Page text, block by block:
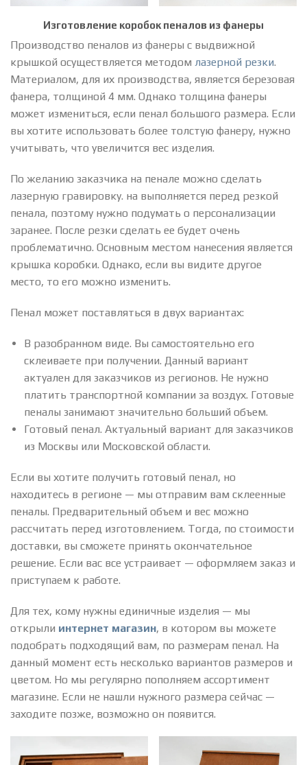
Изготовление коробок пеналов из фанеры
Производство пеналов из фанеры с выдвижной
крышкой осуществляется методом лазерной резки.
Материалом, для их производства, является березовая
фанера, толщиной 4 мм. Однако толщина фанеры
может измениться, если пенал большого размера. Если
вы хотите использовать более толстую фанеру, нужно
учитывать, что увеличится вес изделия.
По желанию заказчика на пенале можно сделать
лазерную гравировку. на выполняется перед резкой
пенала, поэтому нужно подумать о персонализации
заранее. После резки сделать ее будет очень
проблематично. Основным местом нанесения является
крышка коробки. Однако, если вы видите другое
место, то его можно изменить.
Пенал может поставляться в двух вариантах:
В разобранном виде. Вы самостоятельно его
склеиваете при получении. Данный вариант
актуален для заказчиков из регионов. Не нужно
платить транспортной компании за воздух. Готовые
пеналы занимают значительно больший объем.
Готовый пенал. Актуальный вариант для заказчиков
из Москвы или Московской области.
Если вы хотите получить готовый пенал, но
находитесь в регионе — мы отправим вам склеенные
пеналы. Предварительный объем и вес можно
рассчитать перед изготовлением. Тогда, по стоимости
доставки, вы сможете принять окончательное
решение. Если вас все устраивает — оформляем заказ и
приступаем к работе.
Для тех, кому нужны единичные изделия — мы
открыли интернет магазин, в котором вы можете
подобрать подходящий вам, по размерам пенал. На
данный момент есть несколько вариантов размеров и
цветом. Но мы регулярно пополняем ассортимент
магазине. Если не нашли нужного размера сейчас —
заходите позже, возможно он появится.